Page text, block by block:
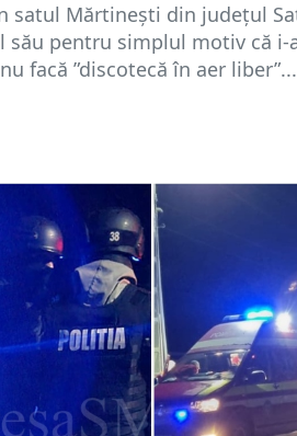
satul Mărtinești din județul
său pentru simplul motiv că i-
facă ”discotecă în aer